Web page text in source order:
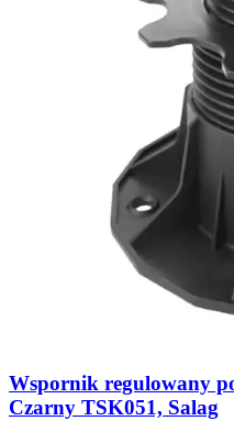
Wspornik regulowany
Czarny TSK051, Salag